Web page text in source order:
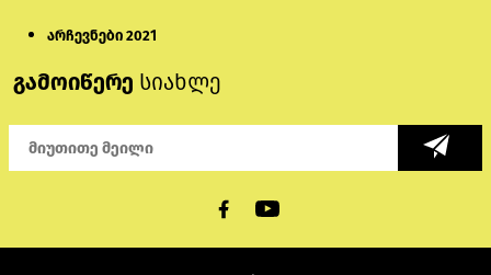
არჩევნები 2021
გამოიწერე სიახლე